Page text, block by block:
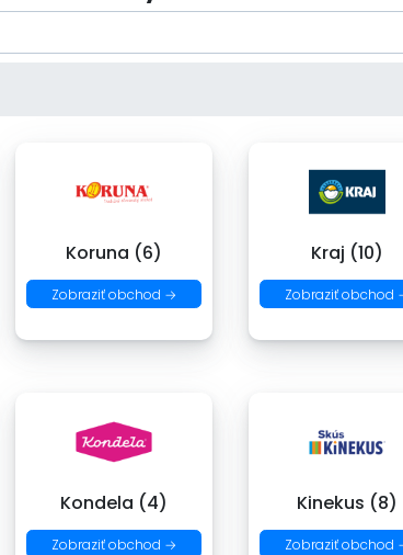
Koruna (6)
Zobraziť obchod →
Kraj (10)
Zobraziť obchod
Kondela (4)
Zobraziť obchod →
Kinekus (8)
Zobraziť obchod